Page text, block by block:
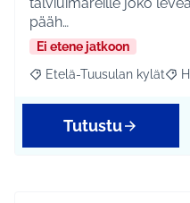
pääh…
Ei etene jatkoon
Rajaa tulokset aihepiirin
Etelä-Tuusulan kylät
Tutustu